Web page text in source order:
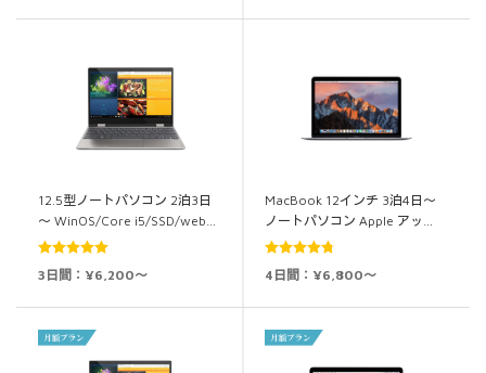
12.5型ノートパソコン 2泊3日
～ WinOS/Core i5/SSD/web…
5段階中
3日間：¥6,200～
MacBook 12インチ 3泊4日～
ノートパソコン Apple アッ…
5段階中
4日間：¥6,800～